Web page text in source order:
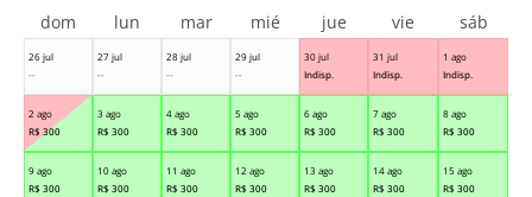
26 jul
--
27 jul
--
28 jul
--
29 jul
--
30 jul
Indisp.
31 jul
Indisp.
1 ago
Indisp.
2 ago
R$ 300
3 ago
R$ 300
4 ago
R$ 300
5 ago
R$ 300
6 ago
R$ 300
7 ago
R$ 300
8 ago
R$ 300
9 ago
R$ 300
10 ago
R$ 300
11 ago
R$ 300
12 ago
R$ 300
13 ago
R$ 300
14 ago
R$ 300
15 ago
R$ 300
dom lun mar mié jue vie sáb